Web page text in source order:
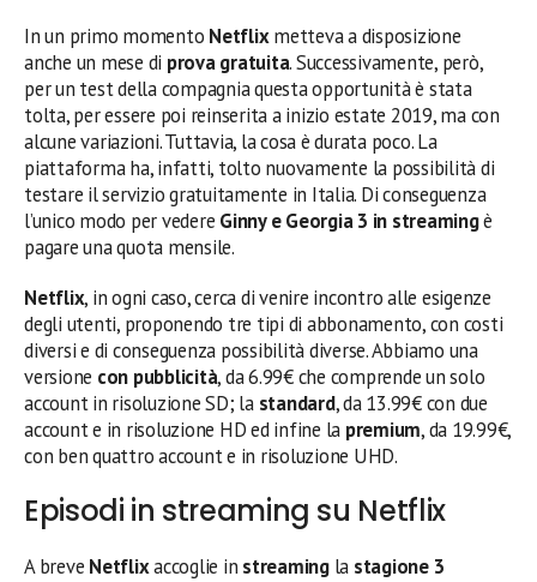
In un primo momento Netflixmetteva a disposizione
anche un mese di prova gratuita. Successivamente, però,
per un test della compagnia questa opportunità è stata
tolta, per essere poi reinserita a inizio estate 2019, ma con
alcune variazioni. Tuttavia, la cosa è durata poco. La
piattaforma ha, infatti, tolto nuovamente la possibilità di
testare il servizio gratuitamente in Italia. Di conseguenza
l’unico modo per vedere Ginny e Georgia 3 in streamingè
pagare una quota mensile.
Netflix, in ogni caso, cerca di venire incontro alle esigenze
degli utenti, proponendo tre tipi di abbonamento, con costi
diversi e di conseguenza possibilità diverse. Abbiamo una
versione con pubblicità, da 6.99€ che comprende un solo
account in risoluzione SD; la standard, da 13.99€ con due
account e in risoluzione HD ed infine la premium, da 19.99€,
con ben quattro account e in risoluzione UHD.
Episodi in streaming su Netflix
A breve Netflixaccoglie in streamingla stagione 3